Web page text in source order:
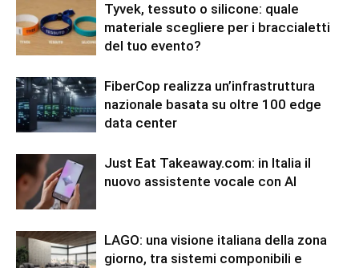
Tyvek, tessuto o silicone: quale
materiale scegliere per i braccialetti
del tuo evento?
FiberCop realizza un’infrastruttura
nazionale basata su oltre 100 edge
data center
Just Eat Takeaway.com: in Italia il
nuovo assistente vocale con AI
LAGO: una visione italiana della zona
giorno, tra sistemi componibili e